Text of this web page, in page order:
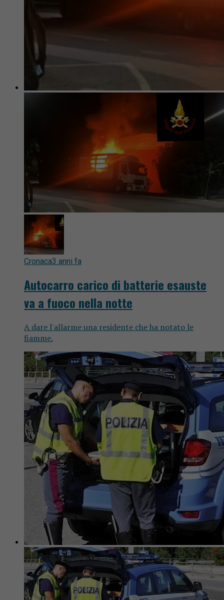
Cronaca3 anni fa
Autocarro carico di batterie esauste
va a fuoco nella notte
A dare l'allarme una residente che ha notato le
fiamme.